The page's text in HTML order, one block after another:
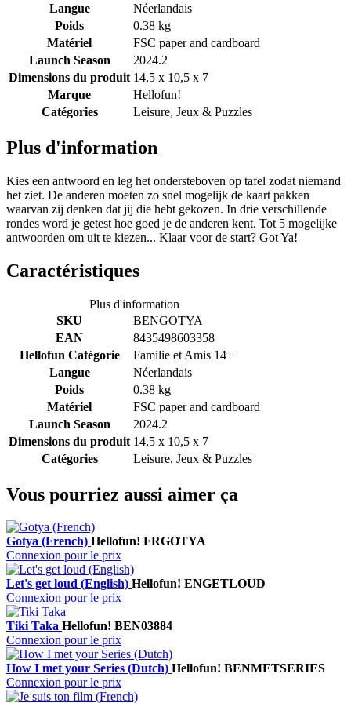
Langue
Néerlandais
Poids
0.38 kg
Matériel
FSC paper and cardboard
Launch Season
2024.2
Dimensions du produit 14,5 x 10,5 x 7
Marque
Hellofun!
Catégories
Leisure, Jeux & Puzzles
Plus d'information
Kies een antwoord en leg het ondersteboven op tafel zodat niemand
het ziet. De anderen moeten zo snel mogelijk de kaart pakken
waarvan zij denken dat jij die hebt gekozen. In drie verschillende
rondes word je getest hoe goed je de anderen kent. Tot 5 mogelijke
antwoorden om uit te kiezen... Klaar voor de start? Got Ya!
Caractéristiques
Plus d'information
SKU
BENGOTYA
EAN
8435498603358
Hellofun Catégorie
Familie et Amis 14+
Langue
Néerlandais
Poids
0.38 kg
Matériel
FSC paper and cardboard
Launch Season
2024.2
Dimensions du produit 14,5 x 10,5 x 7
Catégories
Leisure, Jeux & Puzzles
Vous pourriez aussi aimer ça
Gotya (French) Hellofun! FRGOTYA
Connexion pour le prix
Let's get loud (English) Hellofun! ENGETLOUD
Connexion pour le prix
Tiki Taka Hellofun! BEN03884
Connexion pour le prix
How I met your Series (Dutch) Hellofun! BENMETSERIES
Connexion pour le prix